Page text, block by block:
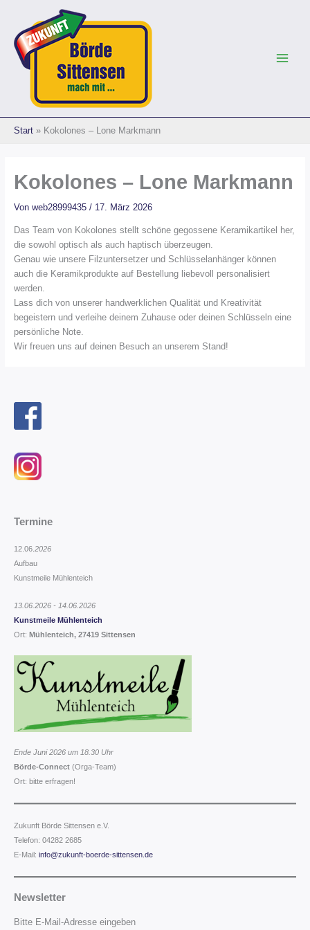
springen
Start Kokolones – Lone Markmann
Kokolones – Lone Markmann
Von web28999435 / 17. März 2026
Das Team von Kokolones stellt schöne gegossene Keramikartikel her,
die sowohl optisch als auch haptisch überzeugen.
Genau wie unsere Filzuntersetzer und Schlüsselanhänger können
auch die Keramikprodukte auf Bestellung liebevoll personalisiert
werden.
Lass dich von unserer handwerklichen Qualität und Kreativität
begeistern und verleihe deinem Zuhause oder deinen Schlüsseln eine
persönliche Note.
Wir freuen uns auf deinen Besuch an unserem Stand!
Termine
12.06. 2026
Aufbau
Kunstmeile Mühlenteich
13.06.2026 - 14.06.2026
Kunstmeile Mühlenteich
Ort: Mühlenteich, 27419 Sittensen
Ende Juni 2026 um 18.30 Uhr
Börde-Connect(Orga-Team)
Ort: bitte erfragen!
Zukunft Börde Sittensen e.V.
Telefon: 04282 2685
E-Mail: info@zukunft-boerde-sittensen.de
Newsletter
Bitte E-Mail-Adresse eingeben